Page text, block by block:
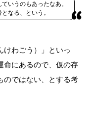
いうのもあったなあ。
なる、という。
けわごう）」といっ
命にあるので、仮の存
のではない、とする考